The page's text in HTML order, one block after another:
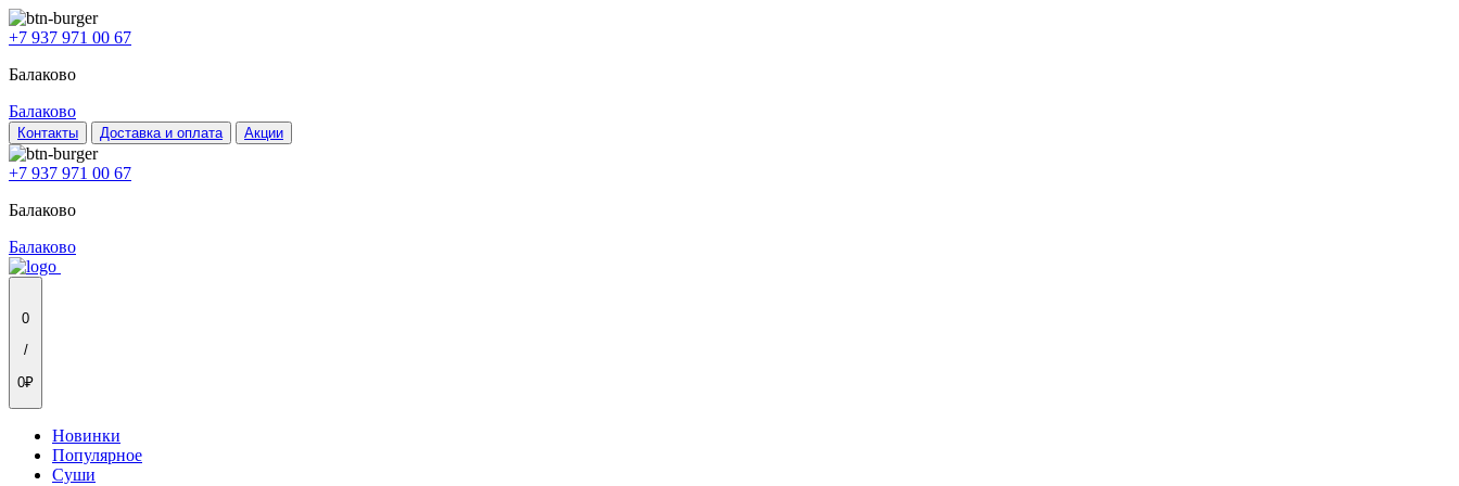
+7 937 971 00 67
Балаково
Балаково
Контакты Доставка и оплата Акции
+7 937 971 00 67
Балаково
Балаково
0
/
0₽
Новинки
Популярное
Суши